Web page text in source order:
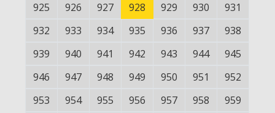
925
926 927 928 929 930
931
932
933 934 935 936 937
938
939
940 941 942 943 944
945
946
947 948 949 950 951
952
953
954 955 956 957 958
959